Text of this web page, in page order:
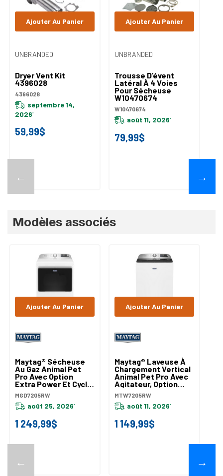
←
UNBRANDED
Dryer Vent Kit
4396028
4396028
septembre 14,
2026*
59,99$
Ajouter Au Panier
UNBRANDED
Trousse D’évent
Latéral À 4 Voies
Pour Sécheuse
W10470674
W10470674
août 11, 2026*
79,99$
Ajouter Au Panier
→
Modèles associés
←
Maytag® Sécheuse
Au Gaz Animal Pet
Pro Avec Option
Extra Power Et Cycle
D’assainissement
Avec Oxi - 7,4 Pi Cu
MGD7205RW
MGD7205RW
août 25, 2026*
1 249,99$
Ajouter Au Panier
Maytag® Laveuse À
Chargement Vertical
Animal Pet Pro Avec
Agitateur, Option
Extra Power Et Cycle
D’assainissement
Avec Oxi - 6 Pi Cu
MTW7205RW
août 11, 2026*
1 149,99$
Ajouter Au Panier
→